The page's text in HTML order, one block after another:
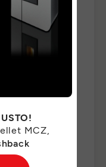
MCZ GROUP
e, previo suo
MCZ,